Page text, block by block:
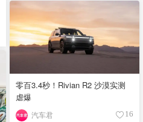
零百3.4秒！Rivian R2 沙漠实测
虐爆
汽车君 16